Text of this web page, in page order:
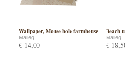
Wallpaper, Mouse hole farmhouse
Maileg
€ 14,00
Beach
Maileg
€